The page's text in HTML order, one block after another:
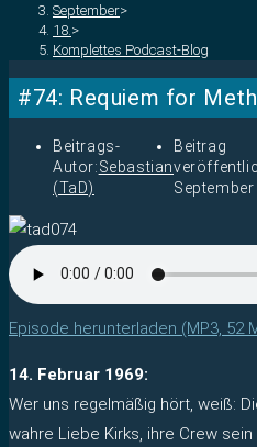
September>
18. >
Komplettes Podcast-Blog
#74: Requiem for
Beitrags-
Autor:Sebastian
(TaD)
Beitrag
Episode herunterladen (MP3, 52
14. Februar 1969:
Wer uns regelmäßig hört, weiß:
wahre Liebe Kirks, ihre Crew